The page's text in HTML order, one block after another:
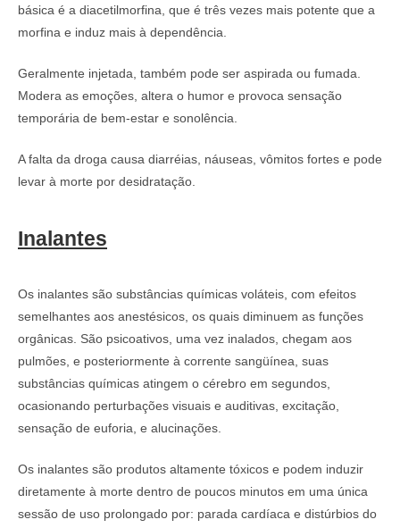
básica é a diacetilmorfina, que é três vezes mais potente que a
morfina e induz mais à dependência.
Geralmente injetada, também pode ser aspirada ou fumada.
Modera as emoções, altera o humor e provoca sensação
temporária de bem-estar e sonolência.
A falta da droga causa diarréias, náuseas, vômitos fortes e pode
levar à morte por desidratação.
Inalantes
Os inalantes são substâncias químicas voláteis, com efeitos
semelhantes aos anestésicos, os quais diminuem as funções
orgânicas. São psicoativos, uma vez inalados, chegam aos
pulmões, e posteriormente à corrente sangüínea, suas
substâncias químicas atingem o cérebro em segundos,
ocasionando perturbações visuais e auditivas, excitação,
sensação de euforia, e alucinações.
Os inalantes são produtos altamente tóxicos e podem induzir
diretamente à morte dentro de poucos minutos em uma única
sessão de uso prolongado por: parada cardíaca e distúrbios do